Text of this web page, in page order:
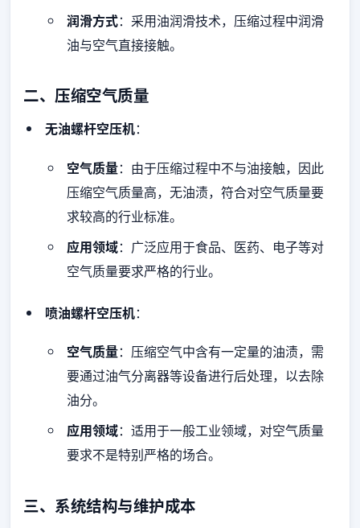
润滑方式：采用油润滑技术，压缩过程中润滑
油与空气直接接触。
二、压缩空气质量
无油螺杆空压机：
空气质量：由于压缩过程中不与油接触，因此
压缩空气质量高，无油渍，符合对空气质量要
求较高的行业标准。
应用领域：广泛应用于食品、医药、电子等对
空气质量要求严格的行业。
喷油螺杆空压机：
空气质量：压缩空气中含有一定量的油渍，需
要通过油气分离器等设备进行后处理，以去除
油分。
应用领域：适用于一般工业领域，对空气质量
要求不是特别严格的场合。
三、系统结构与维护成本